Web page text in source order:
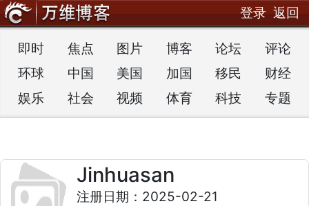
登录 返回
即时 焦点 图片 博客 论坛
评论
环球
中国 美国 加国 移民
财经
娱乐
社会 视频 体育 科技 专题
Jinhuasan
注册日期：2025-02-21